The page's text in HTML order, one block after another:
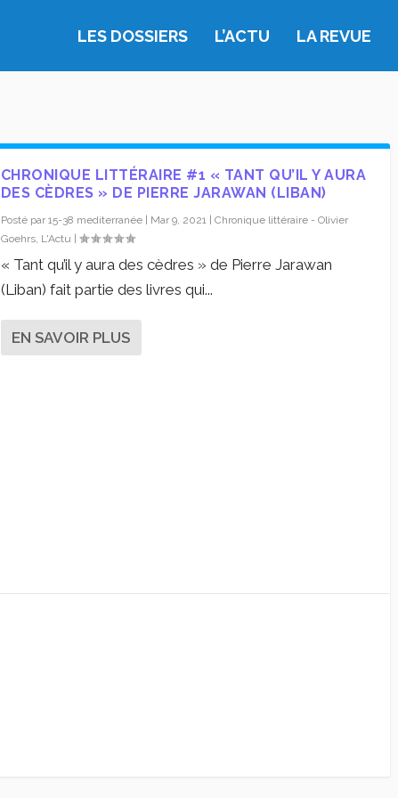
LES DOSSIERS L’ACTU LA REVUE
CHRONIQUE LITTÉRAIRE #1 « TANT QU’IL Y AURA
DES CÈDRES » DE PIERRE JARAWAN (LIBAN)
Posté par 15-38 mediterranée| Mar 9, 2021| Chronique littéraire - Olivier
Goehrs, L'Actu
« Tant qu’il y aura des cèdres » de Pierre Jarawan
(Liban) fait partie des livres qui...
EN SAVOIR PLUS